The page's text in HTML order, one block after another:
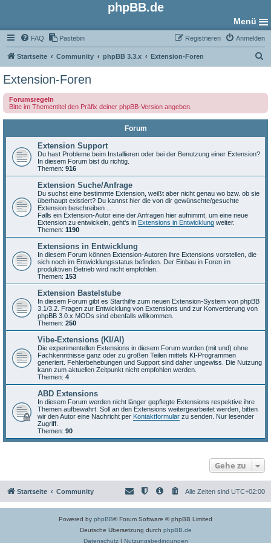
phpBB.de
Menü
FAQ Pastebin Anmelden
Registrieren
Startseite Community phpBB 3.3.x Extension-Foren
e
Extension-Foren
Forumsregeln
Bitte im Thementitel den Präfix deiner phpBB-Version angeben.
Forum
Extension Support
Du hast Probleme beim Installieren oder bei der Benutzung einer Extension?
In diesem Forum bist du richtig.
Themen: 916
Extension Suche/Anfrage
Du suchst eine bestimmte Extension, weißt aber nicht genau wo bzw. ob sie
überhaupt existiert? Du kannst hier die von dir gewünschte/gesuchte
Extension beschreiben ...
Falls ein Extension-Autor eine der Anfragen hier aufnimmt, um eine neue
Extension zu entwickeln, geht's in Extensions in Entwicklung weiter.
Themen: 1190
Extensions in Entwicklung
In diesem Forum können Extension-Autoren ihre Extensions vorstellen, die
sich noch im Entwicklungsstatus befinden. Der Einbau in Foren im
produktiven Betrieb wird nicht empfohlen.
Themen: 153
Extension Bastelstube
In diesem Forum gibt es Starthilfe zum neuen Extension-System von phpBB
3.1/3.2. Fragen zur Entwicklung von Extensions und zur Konvertierung von
phpBB 3.0.x MODs sind ebenfalls willkommen.
Themen: 250
Vibe-Extensions (KI/AI)
Die experimentellen Extensions in diesem Forum wurden (mit und) ohne
Fachkenntnisse ganz oder zu großen Teilen mittels KI-Programmen
generiert. Fehlerbehebungen und Support sind daher ungewiss. Die Nutzung
kann zum aktuellen Zeitpunkt nicht empfohlen werden.
Themen: 4
ABD Extensions
In diesem Forum werden nicht länger gepflegte Extensions respektive ihre
Themen aufbewahrt. Soll an den Extensions weitergearbeitet werden, bitten
wir den Autor eine Nachricht per Kontaktformular zu senden. Nur lesender
Zugriff.
Themen: 90
Gehe zu
Startseite Community Alle Zeiten sind UTC+02:00
Powered by phpBB® Forum Software © phpBB Limited
Deutsche Übersetzung durch phpBB.de
Datenschutz| Nutzungsbedingungen